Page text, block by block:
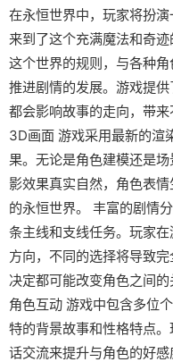
在永恒世界中，玩家将扮
来到了这个充满魔法和奇
这个世界的规则，与各种
推进剧情的发展。游戏提
都会影响故事的走向，带
3D画面 游戏采用最新的渲
果。无论是角色建模还是
影效果真实自然，角色表
的永恒世界。 丰富的剧情
条主线和支线任务。玩家
方向，不同的选择将导致
决定都可能改变角色之间
角色互动 游戏中包含多位
特的背景故事和性格特点
话交流来提升与角色的好